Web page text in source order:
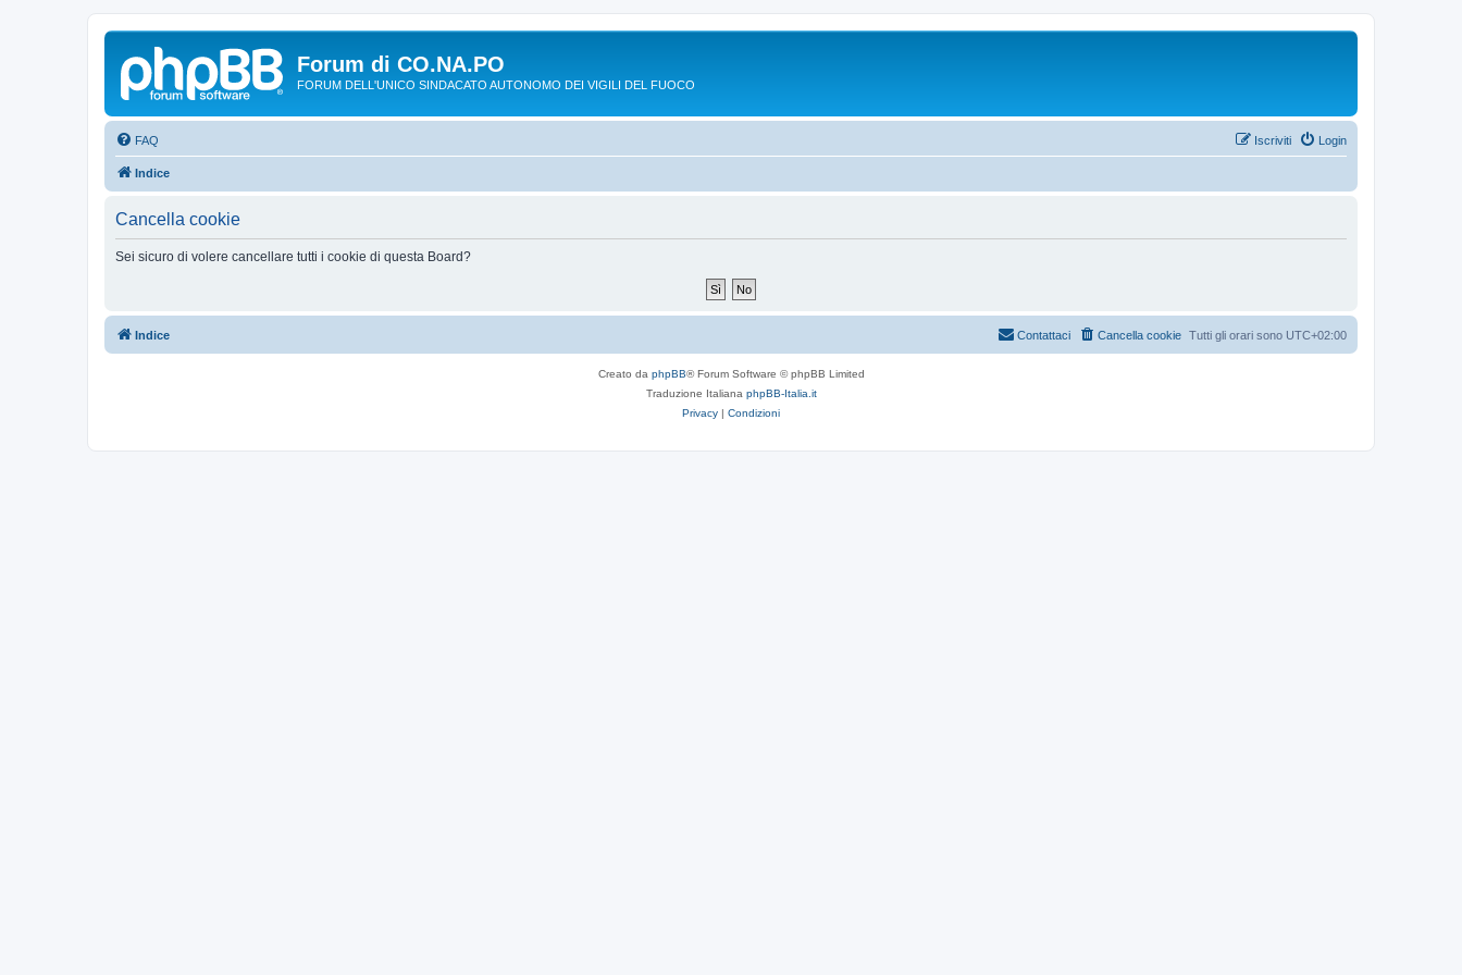
Forum di CO.NA.PO
FORUM DELL'UNICO SINDACATO AUTONOMO DEI VIGILI DEL FUOCO
FAQ Login
Iscriviti
Indice
Cancella cookie
Sei sicuro di volere cancellare tutti i cookie di questa Board?
Indice Tutti gli orari sono UTC+02:00
Cancella cookie
Contattaci
Creato da phpBB® Forum Software © phpBB Limited
Traduzione Italiana phpBB-Italia.it
Privacy | Condizioni